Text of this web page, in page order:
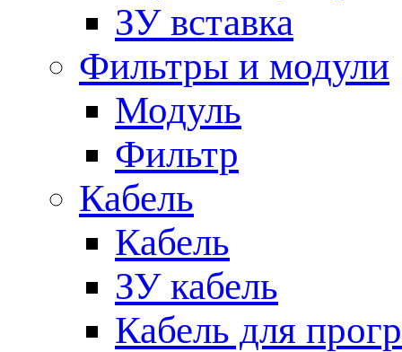
ЗУ вставка
Фильтры и модули
Модуль
Фильтр
Кабель
Кабель
ЗУ кабель
Кабель для